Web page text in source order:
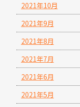
2021年10月
2021年9月
2021年8月
2021年7月
2021年6月
2021年5月